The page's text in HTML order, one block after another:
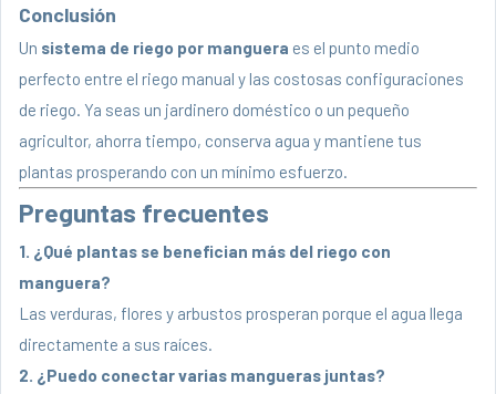
Conclusión
Un sistema de riego por manguera es el punto medio
perfecto entre el riego manual y las costosas configuraciones
de riego. Ya seas un jardinero doméstico o un pequeño
agricultor, ahorra tiempo, conserva agua y mantiene tus
plantas prosperando con un mínimo esfuerzo.
Preguntas frecuentes
1. ¿Qué plantas se benefician más del riego con
manguera?
Las verduras, flores y arbustos prosperan porque el agua llega
directamente a sus raíces.
2. ¿Puedo conectar varias mangueras juntas?